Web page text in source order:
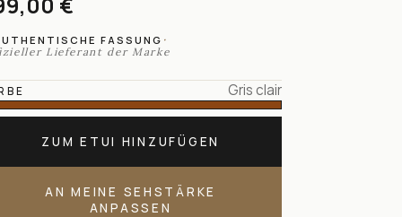
FASSUNG ·
Lieferant der Marke
Gris clair
ZUM ETUI HINZUFÜGEN
AN MEINE SEHSTÄRKE
ANPASSEN